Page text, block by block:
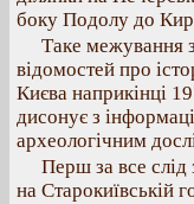
боку Подолу до
Таке межування
відомостей про
Києва наприкінці
дисонує з
археологічним
Перш за все слід
на Старокиївській